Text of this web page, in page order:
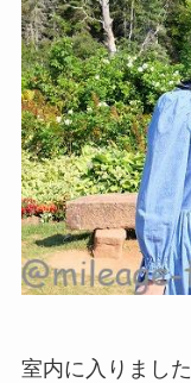
室内に入りまし